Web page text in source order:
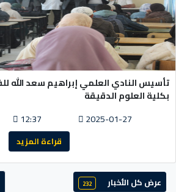
تأسيس النادي العلمي إبراهيم سعد الله
بكلية العلوم الدقيقة
2025-01-27
12:37
قراءة المزيد
عرض كل الأخبار 232